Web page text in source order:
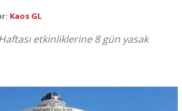
Kaos GL
etkinliklerine 8 gün yasak